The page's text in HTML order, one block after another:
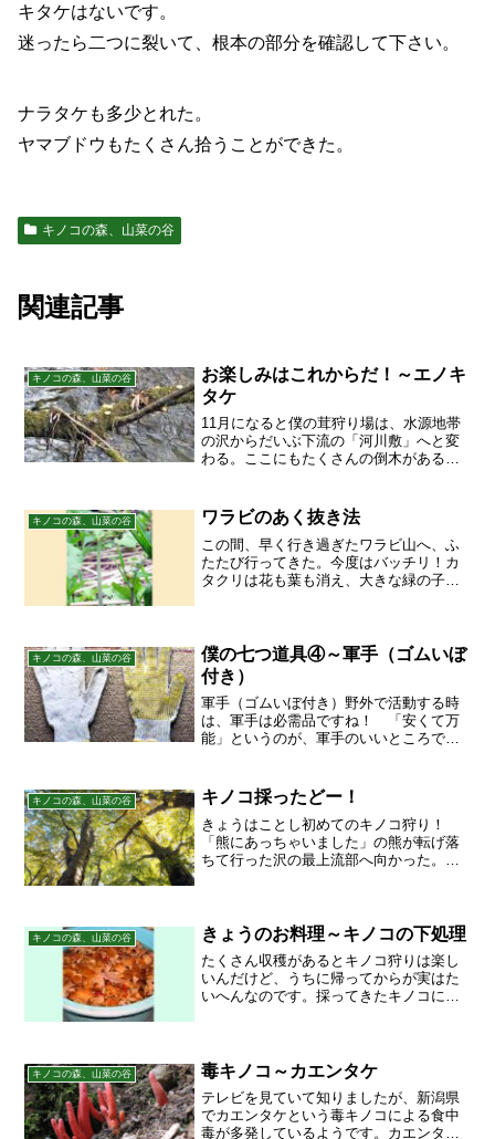
キタケはないです。
迷ったら二つに裂いて、根本の部分を確認して下さい。
ナラタケも多少とれた。
ヤマブドウもたくさん拾うことができた。
キノコの森、山菜の谷
関連記事
キノコの森、山菜の谷
お楽しみはこれからだ！～エノキ
タケ
11月になると僕の茸狩り場は、水源地帯
の沢からだいぶ下流の「河川敷」へと変
わる。ここにもたくさんの倒木がある。
よる。木が変われば、そこに生えるキノ
コも違ってくる。写真を...
キノコの森、山菜の谷 ワラビのあく抜き法
この間、早く行き過ぎたワラビ山へ、ふ
たたび行ってきた。今度はバッチリ！カ
タクリは花も葉も消え、大きな緑の子房
ナラが作る、こんな緑のト...
キノコの森、山菜の谷
僕の七つ道具④～軍手（ゴムいぼ
付き）
軍手（ゴムいぼ付き）野外で活動する時
は、軍手は必需品ですね！ 「安くて万
能」というのが、軍手のいいところで
らないのであれば、ふつうの軍手でいい
です。ただし、沢の斜面を登...
キノコの森、山菜の谷 キノコ採ったどー！
きょうはことし初めてのキノコ狩り！
「熊にあっちゃいました」の熊が転げ落
ちて行った沢の最上流部へ向かった。わ
な。沢へ下りると、小さな崖...
キノコの森、山菜の谷 きょうのお料理～キノコの下処理
たくさん収穫があるとキノコ狩りは楽し
いんだけど、うちに帰ってからが実はた
いへんなのです。採ってきたキノコに
ノコをぶちまけ、大きなゴミ...
キノコの森、山菜の谷 毒キノコ～カエンタケ
テレビを見ていて知りましたが、新潟県
でカエンタケという毒キノコによる食中
毒が多発しているようです。カエンタ